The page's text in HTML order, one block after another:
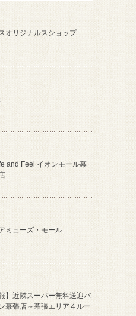
オリジナルスショップ
and Feel イオンモール幕
ミューズ・モール
】近隣スーパー無料送迎バ
張店～幕張エリア４ルー